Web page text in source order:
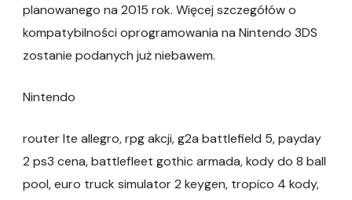
planowanego na 2015 rok. Więcej szczegółów o
kompatybilności oprogramowania na Nintendo 3DS
zostanie podanych już niebawem.
Nintendo
router lte allegro, rpg akcji, g2a battlefield 5, payday
2 ps3 cena, battlefleet gothic armada, kody do 8 ball
pool, euro truck simulator 2 keygen, tropico 4 kody,